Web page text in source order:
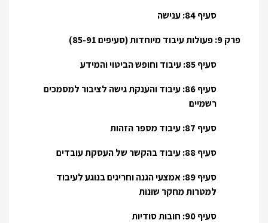
סעיף 84: ענישה
פרק 9: פעולות עיבוד מיוחדות (סעיפים 85-91)
סעיף 85: עיבוד וחופש הביטוי והמידע
סעיף 86: עיבוד והענקת גישה לציבור למסמכים
רשמיים
סעיף 87: עיבוד מספר הזהות
סעיף 88: עיבוד בהקשר של העסקת עובדים
סעיף 89: אמצעי הגנה וחריגים בנוגע לעיבוד
למטרות מחקר שונות
סעיף 90: חובות סודיות